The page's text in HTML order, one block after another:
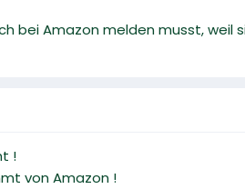
bei Amazon melden musst, weil
!
von Amazon !